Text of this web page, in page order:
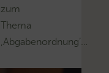
zum
Thema
‚Abgabenordnung’…